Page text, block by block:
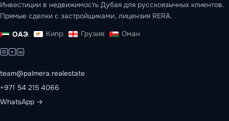
Инвестиции в недвижимость Дубая для русскоязычных клиентов.
Прямые сделки с застройщиками, лицензия RERA.
ОАЭ Кипр Грузия Оман
team@palmera.realestate
+971 54 215 4066
WhatsApp →